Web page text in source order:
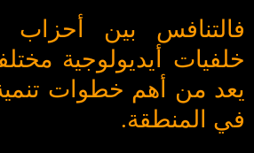
فالتنافس بين
خلفيات أيديولوجية
يعد من أهم خطوات
في المنطقة.